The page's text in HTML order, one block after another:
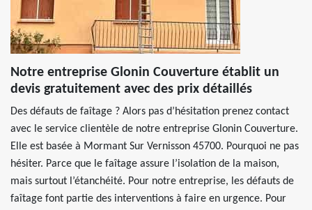
Notre entreprise Glonin Couverture établit un
devis gratuitement avec des prix détaillés
Des défauts de faîtage ? Alors pas d’hésitation prenez contact
avec le service clientèle de notre entreprise Glonin Couverture.
Elle est basée à Mormant Sur Vernisson 45700. Pourquoi ne pas
hésiter. Parce que le faîtage assure l’isolation de la maison,
mais surtout l’étanchéité. Pour notre entreprise, les défauts de
faîtage font partie des interventions à faire en urgence. Pour